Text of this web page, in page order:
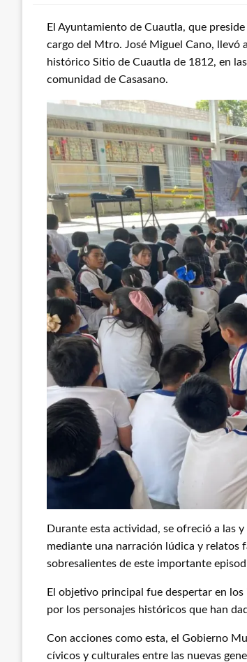
El Ayuntamiento de Cuautla, que
cargo del Mtro. José Miguel Cano, llevó
histórico Sitio de Cuautla de 1812, en
comunidad de Casasano.
Durante esta actividad, se ofreció a las
mediante una narración lúdica y relatos
sobresalientes de este importante
El objetivo principal fue despertar en
por los personajes históricos que han
Con acciones como esta, el Gobierno
cívicos y culturales entre las nuevas